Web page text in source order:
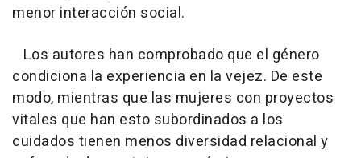
menor interacción social.
Los autores han comprobado que el género
condiciona la experiencia en la vejez. De este
modo, mientras que las mujeres con proyectos
vitales que han esto subordinados a los
cuidados tienen menos diversidad relacional y